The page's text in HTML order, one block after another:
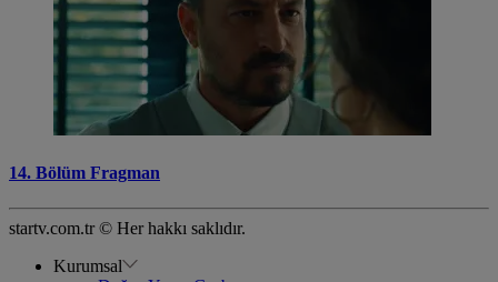
14. Bölüm Fragman
startv.com.tr © Her hakkı saklıdır.
Kurumsal